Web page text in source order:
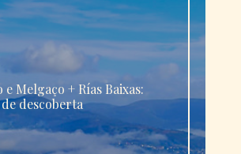
e Melgaço + Rías Baixas:
descoberta